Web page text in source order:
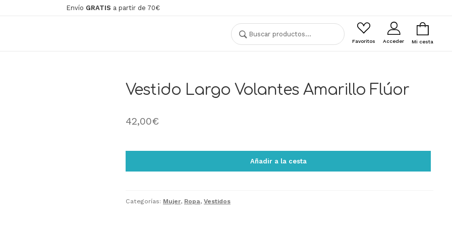
Envío GRATIS a partir de 70€
Buscar
por:
Buscar
Favoritos Acceder Mi cesta
Vestido Largo Volantes Amarillo Flúor
42,00€
Añadir a la cesta
Categorías: Mujer, Ropa, Vestidos